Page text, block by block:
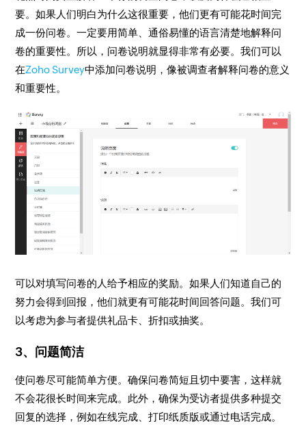
要。如果人们明白为什么这很重要，他们更有可能花时间完
成一份问卷。一定要用简单、通俗易懂的语言清楚地解释问
卷的重要性。所以，问卷说明就显得非常有必要。我们可以
在Zoho Survey中添加问卷说明，像被调查者解释问卷的意义
和重要性。
可以对填写问卷的人给予相应的奖励。如果人们知道自己的
努力会得到回报，他们就更有可能花时间回答问题。我们可
以考虑为参与者提供礼品卡、折扣或抽奖。
3、问题简洁
使问卷尽可能简单方便。确保问卷简短且切中要害，这样就
不会花很长时间来完成。此外，确保为受访者提供多种提交
回复的选择，例如在线完成、打印纸质版或通过电话完成。